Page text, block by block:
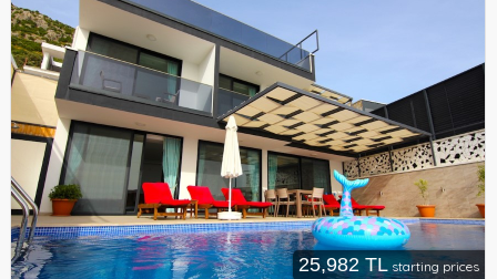
25,982 TL starting prices